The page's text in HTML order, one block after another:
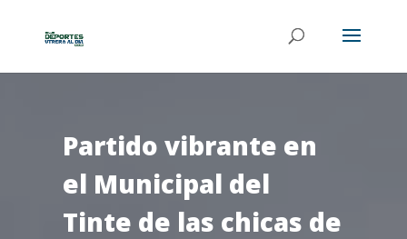
Partido vibrante en
el Municipal del
Tinte de las chicas de